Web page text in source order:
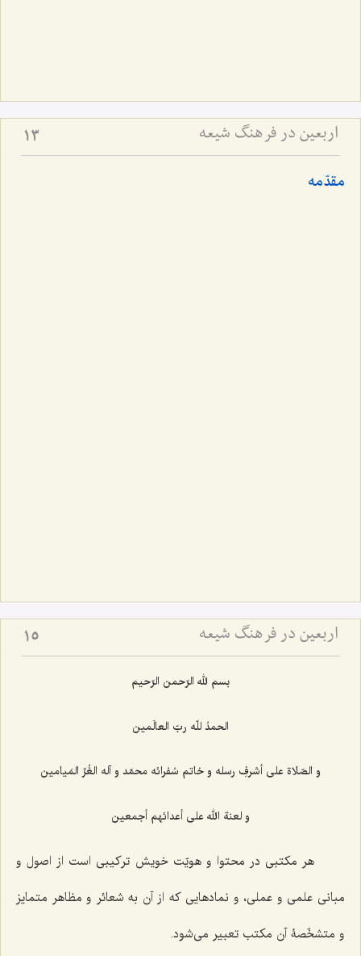
اربعین در فرهنگ شیعه 13
مقدّمه
اربعین در فرهنگ شیعه 15
بسم لله الرّحمن الرّحیم
الحمدُ للّه ربّ العالَمین
و الصّلاة علی أشرفِ رسله و خاتم سُفرائه محمّد و آله الغُرِّ المَیامین
و لعنة الله علی أعدائهم أجمعین
هر مکتبی در محتوا و هویّت خویش ترکیبی است از اصول و
مبانی علمی و عملی، و نمادهایی که از آن به شعائر و مظاهر متمایز
و متشخّصۀ آن مکتب تعبیر می‌شود.